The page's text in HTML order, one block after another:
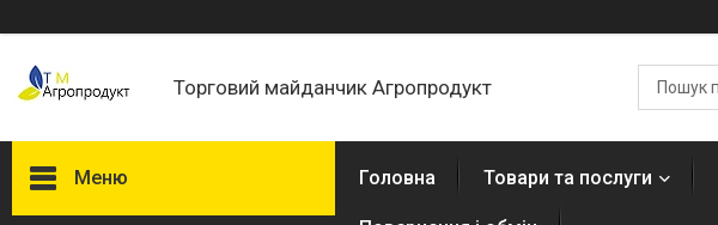
Торговий майданчик Агропродукт
Меню Головна Товари та послуги